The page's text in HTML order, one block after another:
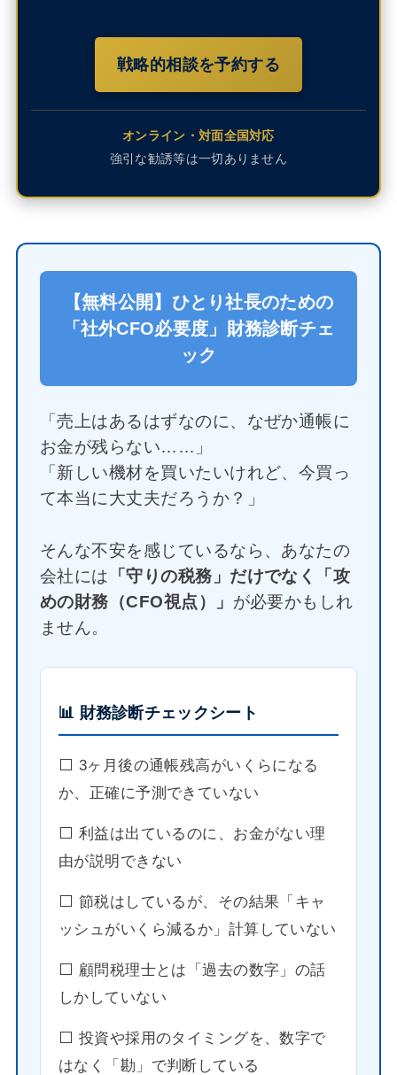
戦略的相談を予約する
オンライン・対面全国対応
強引な勧誘等は一切ありません
【無料公開】ひとり社長のための
「社外CFO必要度」財務診断チェ
ック
「売上はあるはずなのに、なぜか通帳に
お金が残らない……」
「新しい機材を買いたいけれど、今買っ
て本当に大丈夫だろうか？」
そんな不安を感じているなら、あなたの
会社には 「守りの税務」だけでなく「攻
めの財務（CFO視点）」 が必要かもしれ
ません。
📊 財務診断チェックシート
⬜️ 3ヶ月後の通帳残高がいくらになる
か、正確に予測できていない
⬜️ 利益は出ているのに、お金がない理
由が説明できない
⬜️ 節税はしているが、その結果「キャ
ッシュがいくら減るか」計算していない
⬜️ 顧問税理士とは「過去の数字」の話
しかしていない
⬜️ 投資や採用のタイミングを、数字で
はなく「勘」で判断している